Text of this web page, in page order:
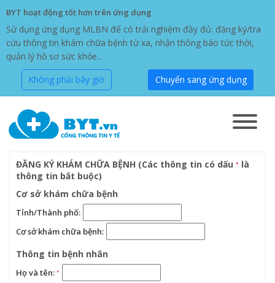
BYT hoạt động tốt hơn trên ứng dụng
Sử dụng ứng dụng MLBN để có trải nghiệm đầy đủ: đăng ký/tra
cứu thông tin khám chữa bệnh từ xa, nhận thông báo tức thời,
quản lý hồ sơ sức khỏe...
Không phải bây giờ Chuyển sang ứng dụng
ĐĂNG KÝ KHÁM CHỮA BỆNH (Các thông tin có dấu * là
thông tin bắt buộc)
Cơ sở khám chữa bệnh
Tỉnh/Thành phố:
Cơ sở khám chữa bệnh:
Thông tin bệnh nhân
Họ và tên:*